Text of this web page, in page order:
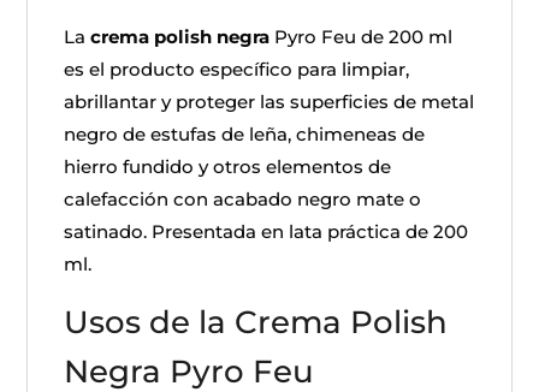
Lacrema polish negra Pyro Feu de 200 ml
es el producto específico para limpiar,
abrillantar y proteger las superficies de metal
negro de estufas de leña, chimeneas de
hierro fundido y otros elementos de
calefacción con acabado negro mate o
satinado. Presentada en lata práctica de 200
ml.
Usos de la Crema Polish
Negra Pyro Feu